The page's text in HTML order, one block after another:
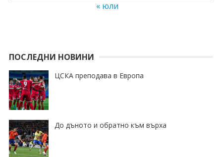
« юли
ПОСЛЕДНИ НОВИНИ
ЦСКА преподава в Европа
До дъното и обратно към върха